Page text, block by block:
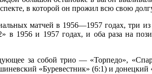
в которой он прожил всю свою
матчей в 1956—1957 годах, три
1956 и 1957 годах, и оба раза на
за собой трио — «Торпедо»,
«Буревестник» (6:1) и донецкий